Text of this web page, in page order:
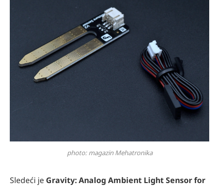
photo: magazin Mehatronika
Sledeći je Gravity: Analog Ambient Light Sensor for